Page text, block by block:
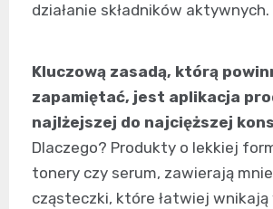
działanie składników aktywnych.
Kluczową zasadą, którą
zapamiętać, jest aplikacja
najlżejszej do najcięższej
Dlaczego? Produkty o lekkiej
tonery czy serum, zawierają
cząsteczki, które łatwiej wnikają